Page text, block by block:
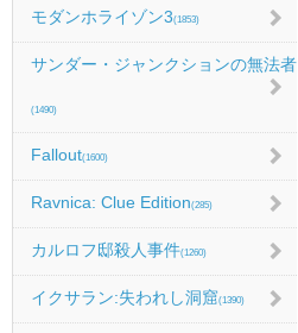
モダンホライゾン3(1853)
サンダー・ジャンクションの無法者
(1490)
Fallout(1600)
Ravnica: Clue Edition(285)
カルロフ邸殺人事件(1260)
イクサラン:失われし洞窟(1390)